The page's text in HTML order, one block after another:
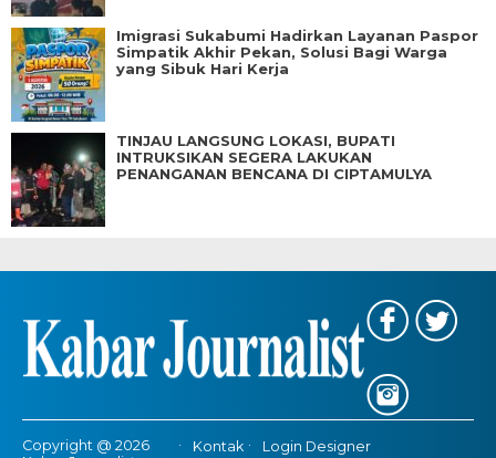
Imigrasi Sukabumi Hadirkan Layanan Paspor
Simpatik Akhir Pekan, Solusi Bagi Warga
yang Sibuk Hari Kerja
TINJAU LANGSUNG LOKASI, BUPATI
INTRUKSIKAN SEGERA LAKUKAN
PENANGANAN BENCANA DI CIPTAMULYA
Copyright @ 2026
Kontak Login Designer